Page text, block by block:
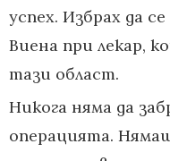
успех. Избрах да
Виена при лекар,
тази област.
Никога няма да
операцията.